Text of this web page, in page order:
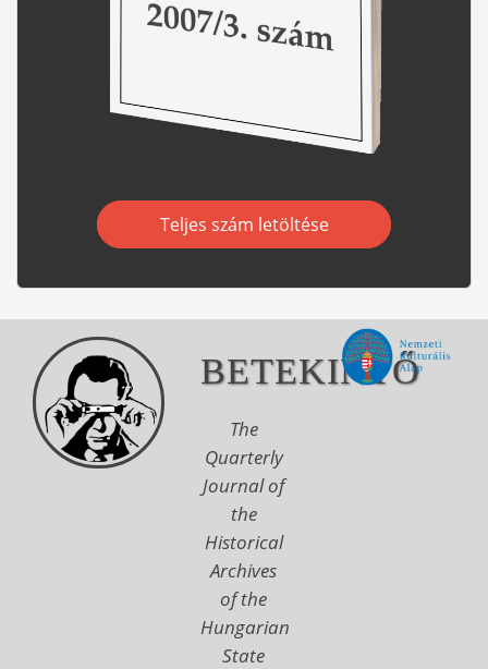
Teljes szám letöltése
BETEKINTŐ
The
Quarterly
Journal of
the
Historical
Archives
of the
Hungarian
State